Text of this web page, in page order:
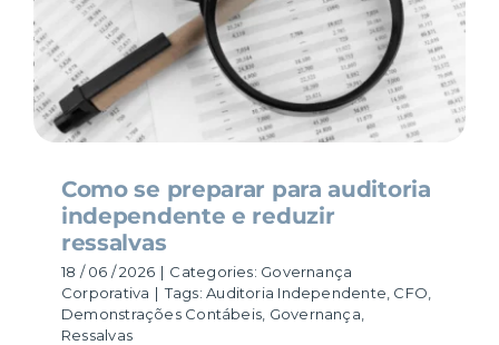
Como se preparar para auditoria
independente e reduzir
ressalvas
18 / 06 / 2026 | Categories: Governança
Corporativa | Tags:Auditoria Independente CFO
Demonstrações Contábeis Governança
Ressalvas